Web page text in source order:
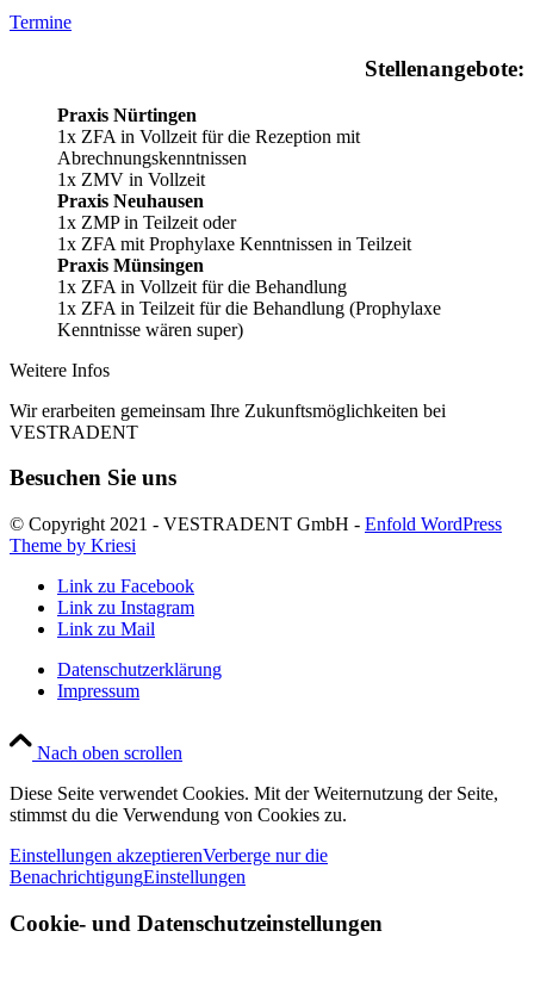
Termine
Stellenangebote:
Praxis Nürtingen
1x ZFA in Vollzeit für die Rezeption mit
Abrechnungskenntnissen
1x ZMV in Vollzeit
Praxis Neuhausen
1x ZMP in Teilzeit oder
1x ZFA mit Prophylaxe Kenntnissen in Teilzeit
Praxis Münsingen
1x ZFA in Vollzeit für die Behandlung
1x ZFA in Teilzeit für die Behandlung (Prophylaxe
Kenntnisse wären super)
Weitere Infos
Wir erarbeiten gemeinsam Ihre Zukunftsmöglichkeiten bei
VESTRADENT
Besuchen Sie uns
© Copyright 2021 - VESTRADENT GmbH - Enfold WordPress
Theme by Kriesi
Link zu Facebook
Link zu Instagram
Link zu Mail
Datenschutzerklärung
Impressum
Nach oben scrollen
Diese Seite verwendet Cookies. Mit der Weiternutzung der Seite,
stimmst du die Verwendung von Cookies zu.
Einstellungen akzeptierenVerberge nur die
BenachrichtigungEinstellungen
Cookie- und Datenschutzeinstellungen